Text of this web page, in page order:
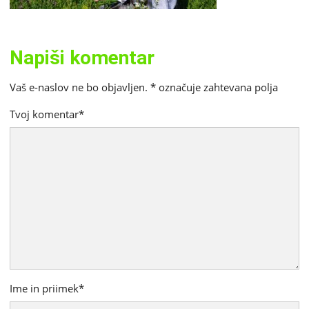
Napiši komentar
Vaš e-naslov ne bo objavljen. * označuje zahtevana polja
Tvoj komentar*
Ime in priimek*